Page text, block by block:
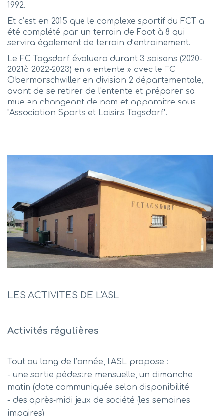
1992.
Et c’est en 2015 que le complexe sportif du FCT a
été complété par un terrain de Foot à 8 qui
servira également de terrain d’entrainement.
Le FC Tagsdorf évoluera durant 3 saisons (2020-
2021à 2022-2023) en « entente » avec le FC
Obermorschwiller en division 2 départementale,
avant de se retirer de l'entente et préparer sa
mue en changeant de nom et apparaitre sous
"Association Sports et Loisirs Tagsdorf".
LES ACTIVITES DE L'ASL
Activités régulières
Tout au long de l’année, l’ASL propose :
- une sortie pédestre mensuelle, un dimanche
matin (date communiquée selon disponibilité
- des après-midi jeux de société (les semaines
impaires)